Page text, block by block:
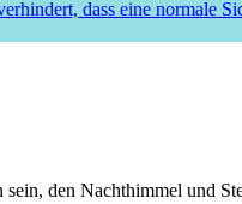
den Nachthimmel und